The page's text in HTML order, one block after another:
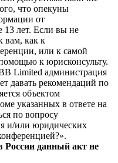
что опекуны
от
13 лет. Если вы не
вам, как к
или к самой
к юрисконсульту.
Limited администрация
давать рекомендаций по
объектом
указанных в ответе на
по вопросу
и/или юридических
России данный акт не